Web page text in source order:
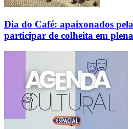
Dia do Café: apaixonados
participar de colheita em